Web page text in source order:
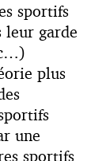
sportifs
leur garde
plus
une
sportifs